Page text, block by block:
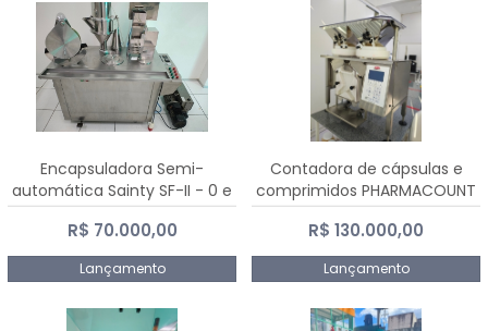
Encapsuladora Semi-
automática Sainty SF-II - 0 e
00
R$ 70.000,00
Lançamento
Contadora de cápsulas e
comprimidos PHARMACOUNT
- 2-2R3
R$ 130.000,00
Lançamento